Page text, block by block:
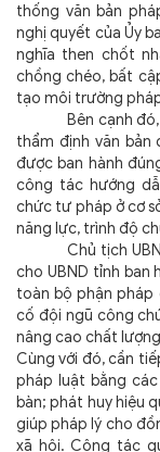
thống văn bản
nghị quyết của Ủy
nghĩa then chốt
chồng chéo, bất
tạo môi trường
Bên cạnh đó,
thẩm định văn bản
được ban hành
công tác hướng
chức tư pháp ở cơ
năng lực, trình độ
Chủ tịch UBND
cho UBND tỉnh ban
toàn bộ phận pháp
cố đội ngũ công
nâng cao chất
Cùng với đó, cần
pháp luật bằng
bàn; phát huy hiệu
giúp pháp lý cho
xã hội. Công tác